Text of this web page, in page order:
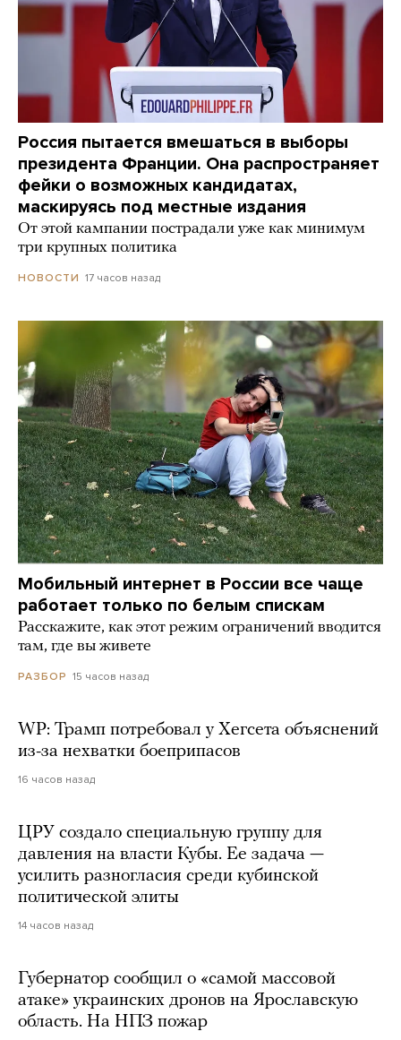
Россия пытается вмешаться в выборы
президента Франции. Она распространяет
фейки о возможных кандидатах,
маскируясь под местные издания
От этой кампании пострадали уже как минимум
три крупных политика
НОВОСТИ 17 часов назад
Мобильный интернет в России все чаще
работает только по белым спискам
Расскажите, как этот режим ограничений вводится
там, где вы живете
РАЗБОР 15 часов назад
WP: Трамп потребовал у Хегсета объяснений
из-за нехватки боеприпасов
16 часов назад
ЦРУ создало специальную группу для
давления на власти Кубы. Ее задача —
усилить разногласия среди кубинской
политической элиты
14 часов назад
Губернатор сообщил о «самой массовой
атаке» украинских дронов на Ярославскую
область. На НПЗ пожар